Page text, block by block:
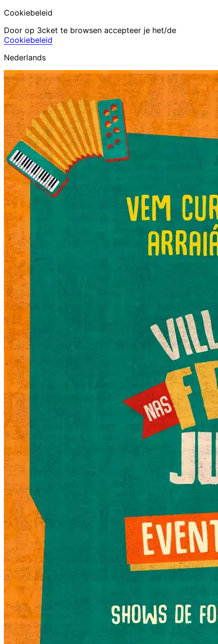
Cookiebeleid
Door op 3cket te browsen accepteer je het/de
Cookiebeleid
Nederlands